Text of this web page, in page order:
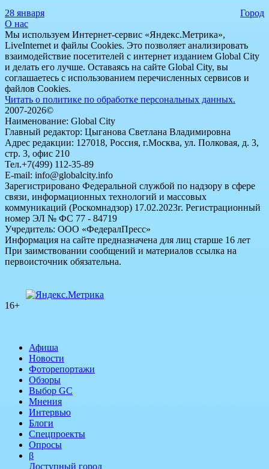
28 января
Город
О нас
Мы используем Интернет-сервис «Яндекс.Метрика»,
LiveInternet и файлы Cookies. Это позволяет анализировать
взаимодействие посетителей с интернет изданием Global City
и делать его лучше. Оставаясь на сайте Global City, вы
соглашаетесь с использованием перечисленных сервисов и
файлов Cookies.
Читать о политике по обработке персональных данных.
2007-2026©
Наименование: Global City
Главный редактор: Цыганова Светлана Владимировна
Адрес редакции: 127018, Россия, г.Москва, ул. Полковая, д. 3,
стр. 3, офис 210
Тел.+7(499) 112-35-89
E-mail: info@globalcity.info
Зарегистрировано Федеральной службой по надзору в сфере
связи, информационных технологий и массовых
коммуникаций (Роскомнадзор) 17.02.2023г. Регистрационный
номер ЭЛ № ФС 77 - 84719
Учредитель: ООО «ФедералПресс»
Информация на сайте предназначена для лиц старше 16 лет
При заимствовании сообщений и материалов ссылка на
первоисточник обязательна.
16+
Афиша
Новости
Фоторепортажи
Обзоры
Выбор GC
Мнения
Интервью
Блоги
Спецпроекты
Опросы
β
Доступный город